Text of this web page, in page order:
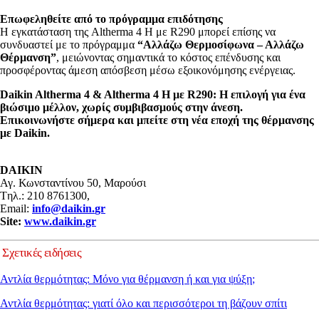
Επωφεληθείτε από το πρόγραμμα επιδότησης
Η εγκατάσταση της Altherma 4 H με R290 μπορεί επίσης να
συνδυαστεί με το πρόγραμμα “Αλλάζω Θερμοσίφωνα – Αλλάζω
Θέρμανση”, μειώνοντας σημαντικά το κόστος επένδυσης και
προσφέροντας άμεση απόσβεση μέσω εξοικονόμησης ενέργειας.
Daikin Altherma 4 & Altherma 4 H με R290: Η επιλογή για ένα
βιώσιμο μέλλον, χωρίς συμβιβασμούς στην άνεση.
Επικοινωνήστε σήμερα και μπείτε στη νέα εποχή της θέρμανσης
με Daikin.
DAIKIN
Αγ. Κωνσταντίνου 50, Μαρούσι
Tηλ.: 210 8761300,
Email: info@daikin.gr
Site: www.daikin.gr
Σχετικές ειδήσεις
Αντλία θερμότητας: Μόνο για θέρμανση ή και για ψύξη;
Αντλία θερμότητας: γιατί όλο και περισσότεροι τη βάζουν σπίτι